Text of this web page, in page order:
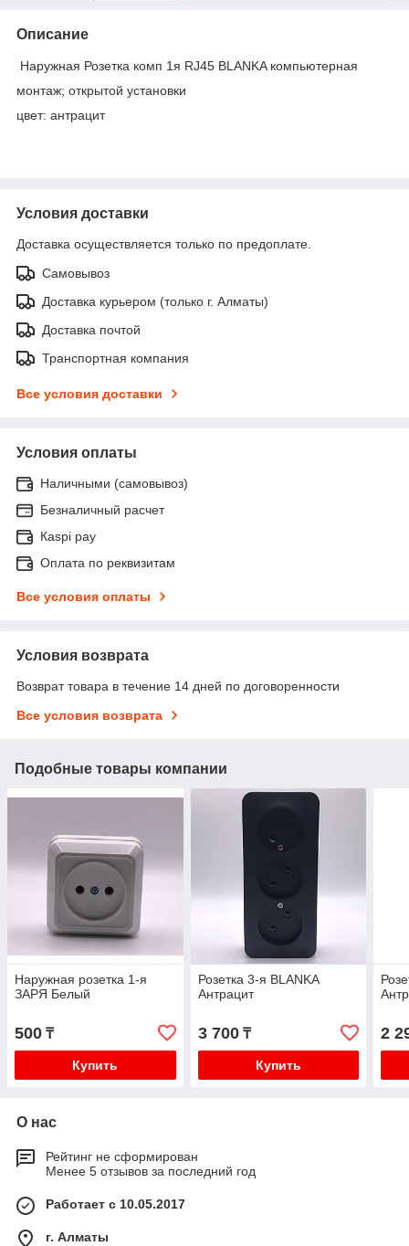
Описание
Наружная Розетка комп 1я RJ45 BLANKA компьютерная
монтаж; открытой установки
цвет: антрацит
Условия доставки
Доставка осуществляется только по предоплате.
Самовывоз
Доставка курьером (только г. Алматы)
Доставка почтой
Транспортная компания
Все условия доставки
Условия оплаты
Наличными (самовывоз)
Безналичный расчет
Каspi pay
Оплата по реквизитам
Все условия оплаты
Условия возврата
Возврат товара в течение 14 дней по договоренности
Все условия возврата
Подобные товары компании
Наружная розетка 1-я
ЗАРЯ Белый
500 ₸
Купить
Розетка 3-я BLANKA
Антрацит
3 700₸
Купить
2
О нас
Рейтинг не сформирован
Менее 5 отзывов за последний год
Работает с 10.05.2017
г. Алматы